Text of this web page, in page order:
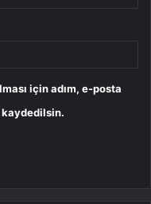
için adım, e-posta
kaydedilsin.